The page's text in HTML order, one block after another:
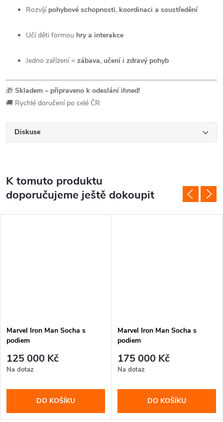
Rozvíjí pohybové schopnosti, koordinaci a soustředění
Učí děti formou hry a interakce
Jedno zařízení = zábava, učení i zdravý pohyb
🎁 Skladem – připraveno k odeslání ihned!
🚚 Rychlé doručení po celé ČR
Diskuse
K tomuto produktu
doporučujeme ještě dokoupit
Marvel Iron Man Socha s
podiem
125 000 Kč
Na dotaz
DO KOŠÍKU
Marvel Iron Man Socha s
podiem
175 000 Kč
Na dotaz
DO KOŠÍKU